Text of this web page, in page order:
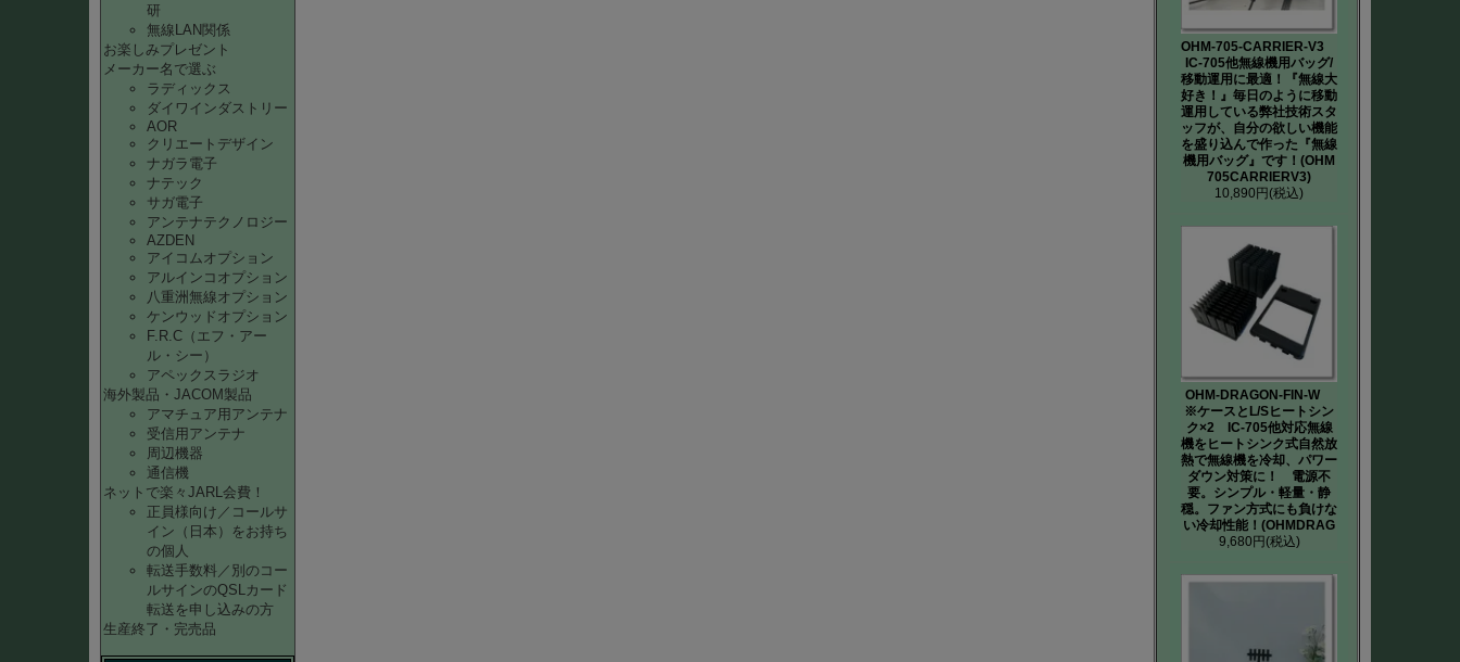
研
無線LAN関係
お楽しみプレゼント
メーカー名で選ぶ
ラディックス
ダイワインダストリー
AOR
クリエートデザイン
ナガラ電子
ナテック
サガ電子
アンテナテクノロジー
AZDEN
アイコムオプション
アルインコオプション
八重洲無線オプション
ケンウッドオプション
F.R.C（エフ・アー
ル・シー）
アペックスラジオ
海外製品・JACOM製品
アマチュア用アンテナ
受信用アンテナ
周辺機器
通信機
ネットで楽々JARL会費！
正員様向け／コールサ
イン（日本）をお持ち
の個人
転送手数料／別のコー
ルサインのQSLカード
転送を申し込みの方
生産終了・完売品
OHM-705-CARRIER-V3
IC-705他無線機用バッグ/
移動運用に最適！『無線大
好き！』毎日のように移動
運用している弊社技術スタ
ッフが、自分の欲しい機能
を盛り込んで作った『無線
機用バッグ』です！(OHM
705CARRIERV3)
10,890円(税込)
OHM-DRAGON-FIN-W
※ケースとL/Sヒートシン
ク×2 IC-705他対応無線
機をヒートシンク式自然放
熱で無線機を冷却、パワー
ダウン対策に！ 電源不
要。シンプル・軽量・静
穏。ファン方式にも負けな
い冷却性能！(OHMDRAG
9,680円(税込)